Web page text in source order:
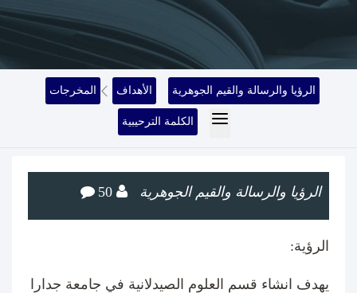
المخرجات الأهداف الرؤيا والرسالة والقيم الجوهرية
الكلمة الترحيبية
الرؤيا والرسالة والقيم الجوهرية 50
الرؤية:
يهدف انشاء قسم العلوم الصيدلانية في جامعة جدارا